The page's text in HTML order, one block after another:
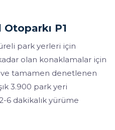
Otoparkı P1
park yerleri için
olan konaklamalar için
ve tamamen denetlenen
3.900 park yeri
6 dakikalık yürüme